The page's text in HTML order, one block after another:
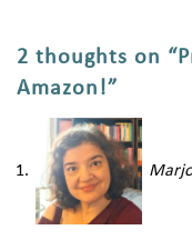
2 thoughts on
Amazon!”